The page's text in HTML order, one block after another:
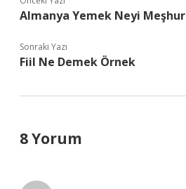
Almanya Yemek Neyi Meşhur
Sonraki Yazı
Fiil Ne Demek Örnek
8 Yorum